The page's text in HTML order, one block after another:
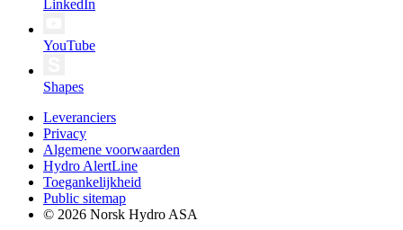
LinkedIn
YouTube
Shapes
Leveranciers
Privacy
Algemene voorwaarden
Hydro AlertLine
Toegankelijkheid
Public sitemap
© 2026 Norsk Hydro ASA